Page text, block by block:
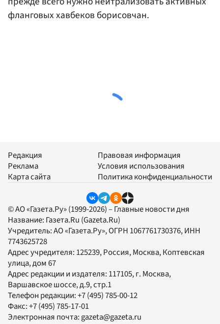
фланговых хавбеков борисовчан.
Редакция
Реклама
Карта сайта
Правовая информация
Условия использования
Политика конфиденциальности
© АО «Газета.Ру» (1999-2026) – Главные новости дня
Название: Газета.Ru (Gazeta.Ru)
Учредитель:АО «Газета.Ру», ОГРН 1067761730376, ИНН
7743625728
Адрес учредителя: 125239, Россия, Москва, Коптевская
улица, дом 67
Адрес редакции и издателя: 117105, г. Москва,
Варшавское шоссе, д.9, стр.1
Телефон редакции:+7 (495) 785-00-12
Факс:+7 (495) 785-17-01
Электронная почта:gazeta@gazeta.ru